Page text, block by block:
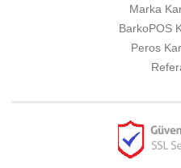
Marka
BarkoPOS
Peros